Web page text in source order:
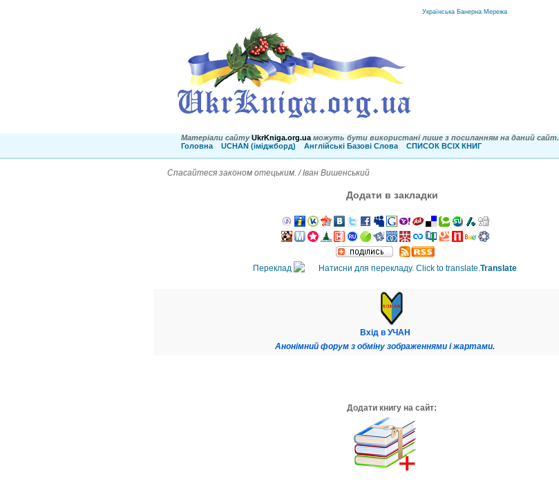
Українська Банерна Мережа
Матеріали сайту UkrKniga.org.ua можуть бути використані лише з посиланням на даний сайт.
Головна
UCHAN (іміджборд) Англійські Базові Слова СПИСОК ВСІХ КНИГ
Спасайтеся законом отецьким. / Іван Вишенський
Додати в закладки
Переклад Translate
Вхід в УЧАН
Анонімний форум з обміну зображеннями і жартами.
Додати книгу на сайт: